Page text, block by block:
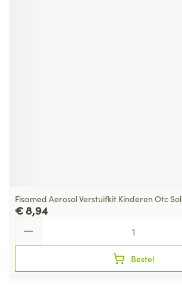
Fisamed Aerosol Verstuifkit Kinderen Otc Sol
€ 8,94
Bestel